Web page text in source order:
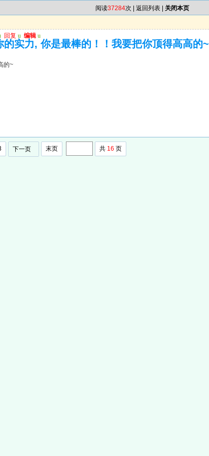
阅读37284次 | 返回列表 关闭本页
回复 u 编辑 u
的实力, 你是最棒的！！我要把你顶得高高的~
的~
下一页 末页 共 16 页